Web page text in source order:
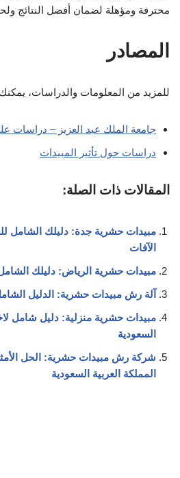
محترفة ومؤهلة لضمان أفضل النتائج
المصادر
للمزيد من المعلومات والدراسات، يمكنك
جامعة الملك عبد العزيز – دراسات
دراسات حول تأثير المبيدات
المقالات ذات الصلة:
مبيدات حشرية جدة: دليلك الشامل
الآفات
مبيدات حشرية الرياض: دليلك
آلة رش مبيدات حشرية: الدليل
مبيدات حشرية منزلية: دليل شامل
السعودية
شركة رش مبيدات حشرية: الحل
المملكة العربية السعودية